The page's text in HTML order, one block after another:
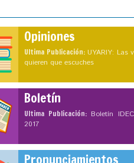
Opiniones
Ultima Publicación: UYARIY: Las
quieren que escuches
Boletín
Ultima Publicación: Boletín
2017
Pronunciamientos